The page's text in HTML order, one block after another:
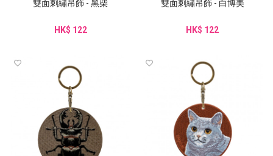
雙面刺繡吊飾 - 黑柴
HK$ 122
雙面刺繡吊飾 - 白博美
HK$ 122